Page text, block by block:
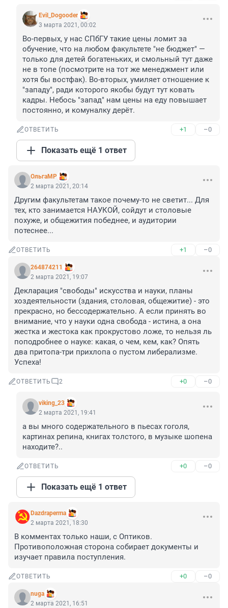
Evil_Dogooder
3 марта 2021, 00:02
Во-первых, у нас СПбГУ такие цены ломит за
обучение, что на любом факультете "не бюджет" —
только для детей богатеньких, и смольный тут даже
не в топе (посмотрите на тот же менеджмент или
хотя бы востфак). Во-вторых, умиляет отношение к
"западу", ради которого якобы будут тут ковать
кадры. Небось "запад" нам цены на еду повышает
постоянно, и комуналку дерёт.
ОТВЕТИТЬ +1 –0
Показать ещё 1 ответ
ОльгаМР
2 марта 2021, 20:14
Другим факультетам такое почему-то не светит... Для
тех, кто занимается НАУКОЙ, сойдут и столовые
похуже, и общежития победнее, и аудитории
потеснее...
ОТВЕТИТЬ +1 –0
264874211
2 марта 2021, 19:07
Декларация "свободы" искусства и науки, планы
хоздеятельности (здания, столовая, общежитие) - это
прекрасно, но бессодержательно. А если принять во
внимание, что у науки одна свобода - истина, а она
жестка и жестока как прокрустово ложе, то нельзя ль
поподробнее о науке: какая, о чем, кем, как? Опять
два притопа-три прихлопа о пустом либерализме.
Успеха!
ОТВЕТИТЬ 2 +0 –0
viking_23
2 марта 2021, 19:41
а вы много содержательного в пьесах гоголя,
картинах репина, книгах толстого, в музыке шопена
находите?..
ОТВЕТИТЬ +0 –0
Показать ещё 1 ответ
Dazdraperma
2 марта 2021, 18:30
В комментах только наши, с Оптиков.
Противоположная сторона собирает документы и
изучает правила поступления.
ОТВЕТИТЬ +0 –0
nuga
2 марта 2021, 16:51